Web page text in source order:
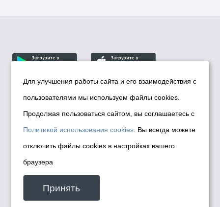
© Департамент информационной политики мэрии
города Новосибирска, 2026
Политика использования Cookies
Политика по обработке персональных
данных в информационных системах
мэрии города Новосибирска
malinchukvl@mail.ru
Для улучшения работы сайта и его взаимодействия с
пользователями мы используем файлы cookies.
Продолжая пользоваться сайтом, вы соглашаетесь с
Политикой использования cookies . Вы всегда можете
отключить файлы cookies в настройках вашего
браузера
Принять